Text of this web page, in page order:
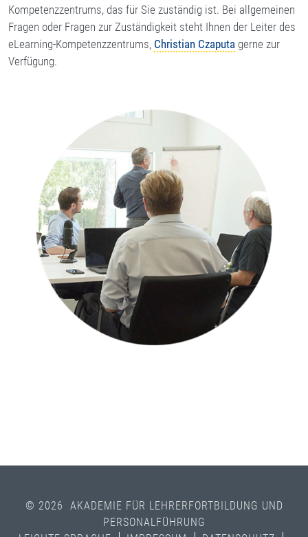
Kompetenzzentrums, das für Sie zuständig ist. Bei allgemeinen
Fragen oder Fragen zur Zuständigkeit steht Ihnen der Leiter des
eLearning-Kompetenzzentrums, Christian Czaputa gerne zur
Verfügung.
© 2026 AKADEMIE FÜR LEHRERFORTBILDUNG UND
PERSONALFÜHRUNG